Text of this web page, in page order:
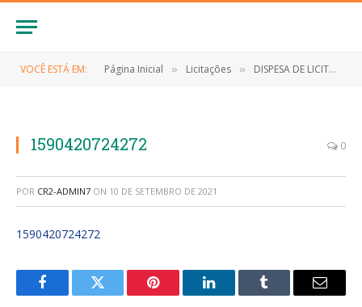
VOCÊ ESTÁ EM: Página Inicial » Licitações » DISPESA DE LICITAÇÃO Nº 016/2020 (CONTRATAÇÃO DE DE MEDICAMENTOS (HEPARINA 5.000UI/MI E ENOXAPARINA SÓDICA))
1590420724272 0
POR CR2-ADMIN7 ON 10 DE SETEMBRO DE 2021
1590420724272
FacebookTwitter Pinterest LinkedInTumblr
E-